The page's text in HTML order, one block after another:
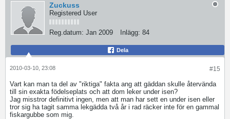
Zuckuss
Registered User
Reg.datum: Jan 2009 Inlägg: 84
Dela
#15
2010-03-10, 23:08
Vart kan man ta del av "riktiga" fakta ang att gäddan skulle återvända
till sin exakta födelseplats och att dom leker under isen?
Jag misstror definitivt ingen, men att man har sett en under isen eller
tror sig ha tagit samma lekgädda två år i rad räcker inte för en gammal
fiskargubbe som mig.